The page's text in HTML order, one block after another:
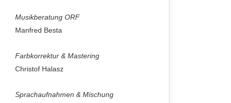
Musikberatung ORF
Manfred Besta
Farbkorrektur & Mastering
Christof Halasz
Sprachaufnahmen & Mischung